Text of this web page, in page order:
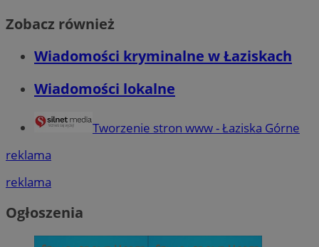
Zobacz również
Wiadomości kryminalne w Łaziskach
Wiadomości lokalne
Tworzenie stron www - Łaziska Górne
reklama
reklama
Ogłoszenia